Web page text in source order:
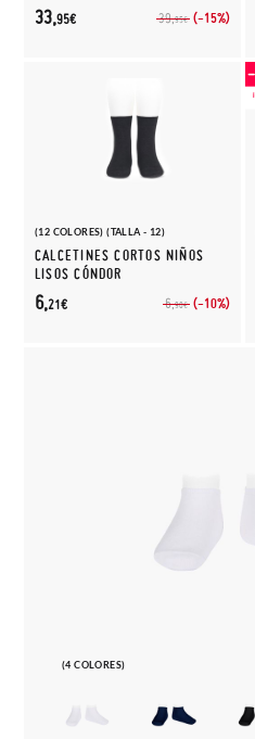
39,95€ (-15%)
33,95€
(12 COLORES) (TALLA - 12)
CALCETINES CORTOS NIÑOS
LISOS CÓNDOR
6,90€ (-10%)
6,21€
(4 COLORES)